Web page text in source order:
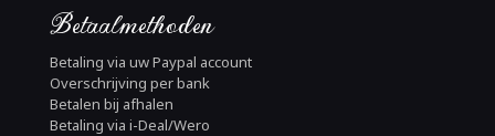
Betaalmethoden
Betaling via uw Paypal account
Overschrijving per bank
Betalen bij afhalen
Betaling via i-Deal/Wero